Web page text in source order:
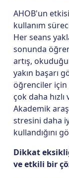
AHOB'un
kullanım
Her seans
sonunda
artış,
yakın başarı
öğrenciler için
çok daha
Akademik
stresini daha
kullandığını
Dikkat
ve etkili bir